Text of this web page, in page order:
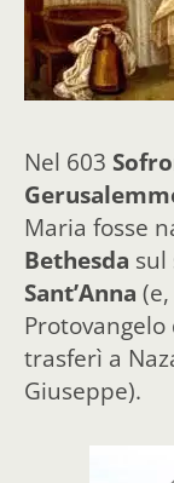
Nel 603
Maria fosse
Bethesda sul
Sant’Anna
trasferì a
Giuseppe).